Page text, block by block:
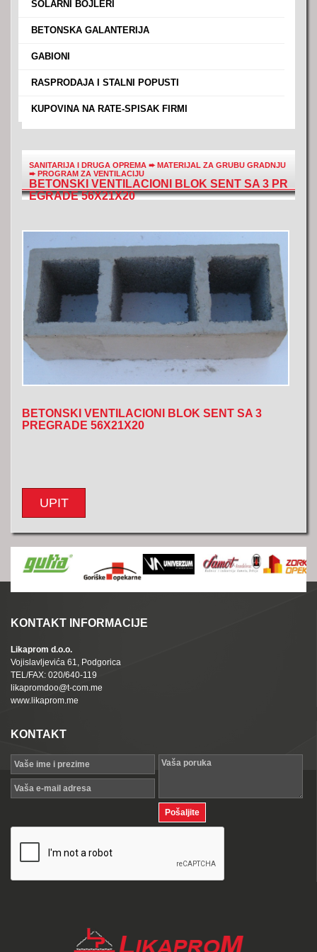
SOLARNI BOJLERI
BETONSKA GALANTERIJA
GABIONI
RASPRODAJA I STALNI POPUSTI
KUPOVINA NA RATE-SPISAK FIRMI
SANITARIJA I DRUGA OPREMA ➨MATERIJAL ZA GRUBU GRADNJU
➨PROGRAM ZA VENTILACIJU
BETONSKI VENTILACIONI BLOK SENT SA 3 PR
EGRADE 56X21X20
BETONSKI VENTILACIONI BLOK SENT SA 3
PREGRADE 56X21X20
UPIT
KONTAKT INFORMACIJE
Likaprom d.o.o.
Vojislavljevića 61, Podgorica
TEL/FAX: 020/640-119
likapromdoo@t-com.me
www.likaprom.me
KONTAKT